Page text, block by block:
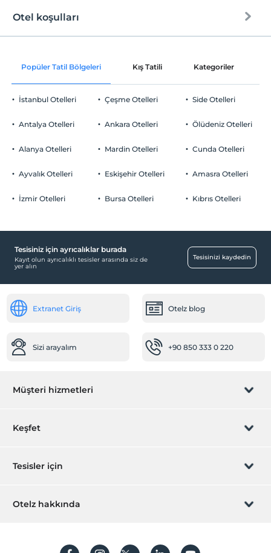
Ortak alanlar ve tüm odalar
Otopark
Ücretsiz Halka Açık Otopark
Havuz
Otel koşulları
Check/in
Check/out
En geç saat 10:00 ve öncesi
Evcil Hayvan
2 yaşına kadar olan bebekler ücretsizdir.
Popüler Tatil Bölgeleri Kış Tatili Kategoriler
İstanbul Otelleri
Antalya Otelleri
Alanya Otelleri
Ayvalık Otelleri
İzmir Otelleri
Çeşme Otelleri
Ankara Otelleri
Mardin Otelleri
Eskişehir Otelleri
Bursa Otelleri
Side Otelleri
Ölüdeniz Otelleri
Cunda Otelleri
Amasra Otelleri
Kıbrıs Otelleri
Tesisiniz için ayrıcalıklar burada
Kayıt olun ayrıcalıklı tesisler arasında siz de
yer alın
Tesisinizi kaydedin
Extranet Giriş Otelz blog
Sizi arayalım +90 850 333 0 220
Müşteri hizmetleri
Rezervasyon yönet
Sıkça sorulan sorular
Keşfet
Hediye Kart
Tesisler için
Hemen tesisinizi ekleyin
Otelz hakkında